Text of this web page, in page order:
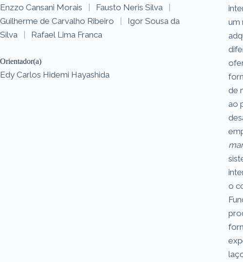
Enzzo Cansani Morais | Fausto Neris Silva
|
Guilherme de Carvalho Ribeiro
|
Igor Sousa da
Silva
| Rafael Lima Franca
Orientador(a)
Edy Carlos Hidemi Hayashida
um
de
ao
o